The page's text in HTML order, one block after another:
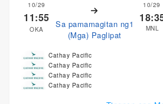
10/29
11:55
OKA
Sa pamamagitan ng1
(Mga) Paglipat
10/29
MNL
Cathay Pacific
Cathay Pacific
Cathay Pacific
Cathay Pacific